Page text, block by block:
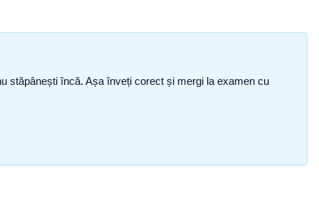
stăpânești încă. Așa înveți corect și mergi la examen cu